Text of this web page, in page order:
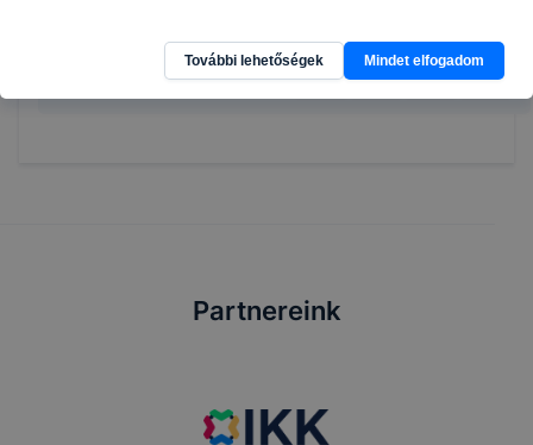
Partnereink
További lehetőségek Mindet elfogadom